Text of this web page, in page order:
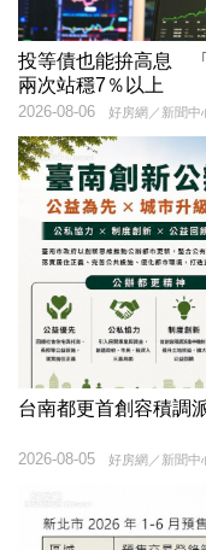
投等債也能拚高息
兩次站穩7％以上
好房網／新聞中
2026-08-06
台南都更首創容積調
好房網／新聞中
2026-08-05